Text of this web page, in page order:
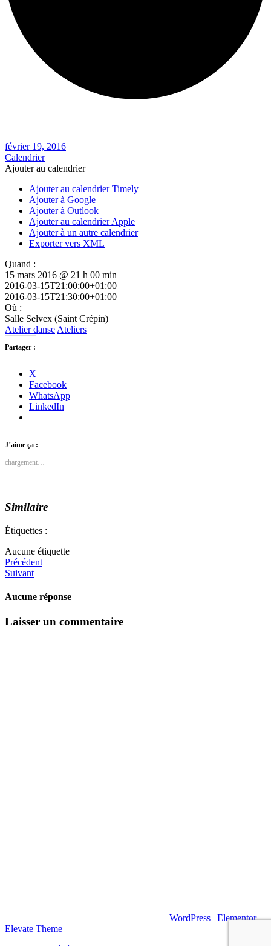
février 19, 2016
Calendrier
Ajouter au calendrier
Ajouter au calendrier Timely
Ajouter à Google
Ajouter à Outlook
Ajouter au calendrier Apple
Ajouter à un autre calendrier
Exporter vers XML
Quand :
15 mars 2016 @ 21 h 00 min
2016-03-15T21:00:00+01:00
2016-03-15T21:30:00+01:00
Où :
Salle Selvex (Saint Crépin)
Atelier danse Ateliers
Partager :
X
Facebook
WhatsApp
LinkedIn
J’aime ça :
chargement…
Similaire
Étiquettes :
Aucune étiquette
Précédent
Suivant
Aucune réponse
Laisser un commentaire
WordPress Elementor|
Elevate Theme